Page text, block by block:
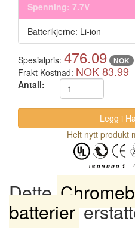
Spenning: 7.7V
Batterikjerne: Li-ion
Spesialpris: 476.09 NOK
Frakt Kostnad: NOK 83.99
Antall:
Helt nytt produkt
Dette
batterier